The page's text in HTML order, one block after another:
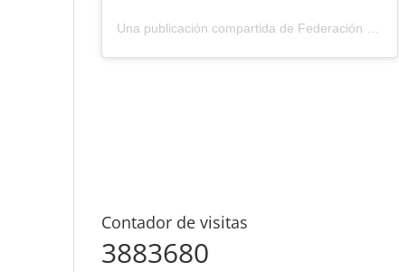
Contador de visitas
3883680